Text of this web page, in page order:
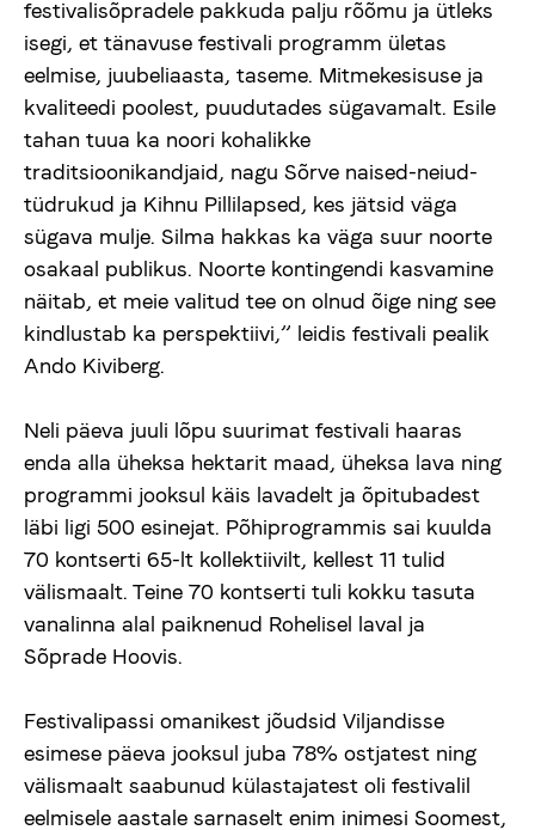
festivalisõpradele pakkuda palju rõõmu ja ütleks
isegi, et tänavuse festivali programm ületas
eelmise, juubeliaasta, taseme. Mitmekesisuse ja
kvaliteedi poolest, puudutades sügavamalt. Esile
tahan tuua ka noori kohalikke
traditsioonikandjaid, nagu Sõrve naised-neiud-
tüdrukud ja Kihnu Pillilapsed, kes jätsid väga
sügava mulje. Silma hakkas ka väga suur noorte
osakaal publikus. Noorte kontingendi kasvamine
näitab, et meie valitud tee on olnud õige ning see
kindlustab ka perspektiivi,” leidis festivali pealik
Ando Kiviberg.
Neli päeva juuli lõpu suurimat festivali haaras
enda alla üheksa hektarit maad, üheksa lava ning
programmi jooksul käis lavadelt ja õpitubadest
läbi ligi 500 esinejat. Põhiprogrammis sai kuulda
70 kontserti 65-lt kollektiivilt, kellest 11 tulid
välismaalt. Teine 70 kontserti tuli kokku tasuta
vanalinna alal paiknenud Rohelisel laval ja
Sõprade Hoovis.
Festivalipassi omanikest jõudsid Viljandisse
esimese päeva jooksul juba 78% ostjatest ning
välismaalt saabunud külastajatest oli festivalil
eelmisele aastale sarnaselt enim inimesi Soomest,